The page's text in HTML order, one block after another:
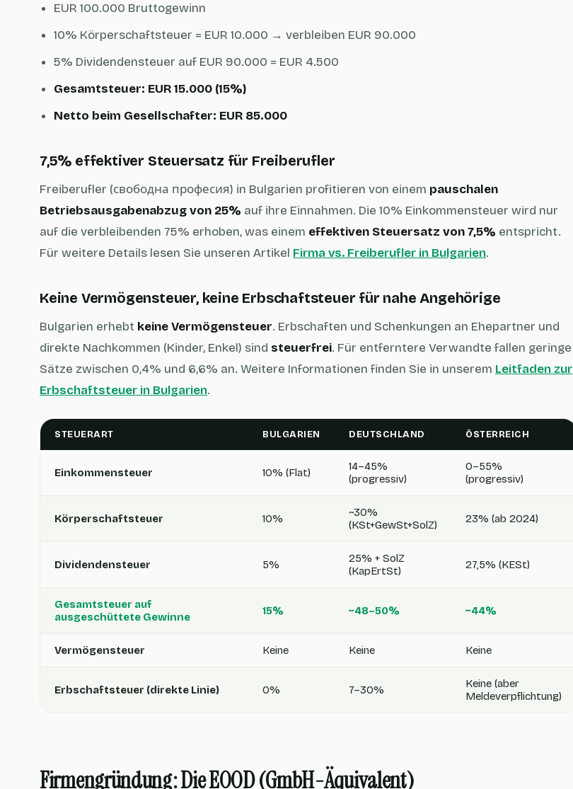
EUR 100.000 Bruttogewinn
10% Körperschaftsteuer = EUR 10.000 → verbleiben EUR 90.000
5% Dividendensteuer auf EUR 90.000 = EUR 4.500
Gesamtsteuer: EUR 15.000 (15%)
Netto beim Gesellschafter: EUR 85.000
7,5% effektiver Steuersatz für Freiberufler
Freiberufler (свободна професия) in Bulgarien profitieren von einem pauschalen
Betriebsausgabenabzug von 25% auf ihre Einnahmen. Die 10% Einkommensteuer wird nur
auf die verbleibenden 75% erhoben, was einem effektiven Steuersatz von 7,5% entspricht.
Für weitere Details lesen Sie unseren Artikel Firma vs. Freiberufler in Bulgarien.
Keine Vermögensteuer, keine Erbschaftsteuer für nahe Angehörige
Bulgarien erhebt keine Vermögensteuer. Erbschaften und Schenkungen an Ehepartner und
direkte Nachkommen (Kinder, Enkel) sind steuerfrei. Für entferntere Verwandte fallen geringe
Sätze zwischen 0,4% und 6,6% an. Weitere Informationen finden Sie in unserem Leitfaden zur
Erbschaftsteuer in Bulgarien.
STEUERART BULGARIEN DEUTSCHLAND ÖSTERREICH
Einkommensteuer 10% (Flat)
14–45%
(progressiv)
0–55%
(progressiv)
Körperschaftsteuer 10%
~30%
(KSt+GewSt+SolZ)
23% (ab 2024)
Dividendensteuer 5%
25% + SolZ
(KapErtSt)
27,5% (KESt)
Gesamtsteuer auf
ausgeschüttete Gewinne
15% ~48–50% ~44%
Vermögensteuer Keine Keine Keine
Erbschaftsteuer (direkte Linie) 0% 7–30%
Keine (aber
Meldeverpflichtung)
Firmengründung: Die EOOD (GmbH-Äquivalent)